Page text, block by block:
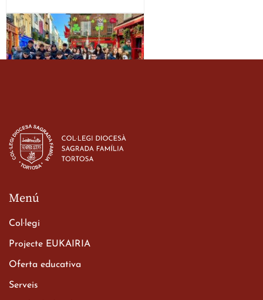
d’ESO-BSD a Irlanda
23 de març de 2026
Xerrada del Sr. Bisbe als
Menú
Col·legi
Projecte EUKAIRIA
Oferta educativa
Serveis